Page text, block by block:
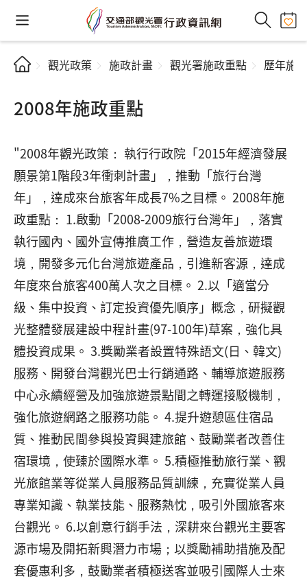
觀光政策 施政計畫 觀光署施政重點 歷年施
2008年施政重點
"2008年觀光政策： 執行行政院「2015年經濟發展
願景第1階段3年衝刺計畫」，推動「旅行台灣
年」，達成來台旅客年成長7%之目標。 2008年施
政重點： 1.啟動「2008-2009旅行台灣年」，落實
執行國內、國外宣傳推廣工作，營造友善旅遊環
境，開發多元化台灣旅遊產品，引進新客源，達成
年度來台旅客400萬人次之目標。 2.以「適當分
級、集中投資、訂定投資優先順序」概念，研擬觀
光整體發展建設中程計畫(97-100年)草案，強化具
體投資成果。 3.獎勵業者設置特殊語文(日、韓文)
服務、開發台灣觀光巴士行銷通路、輔導旅遊服務
中心永續經營及加強旅遊景點間之轉運接駁機制，
強化旅遊網路之服務功能。 4.提升遊憩區住宿品
質、推動民間參與投資興建旅館、鼓勵業者改善住
宿環境，使臻於國際水準。 5.積極推動旅行業、觀
光旅館業等從業人員服務品質訓練，充實從業人員
專業知識、執業技能、服務熱忱，吸引外國旅客來
台觀光。 6.以創意行銷手法，深耕來台觀光主要客
源市場及開拓新興潛力市場；以獎勵補助措施及配
套優惠利多，鼓勵業者積極送客並吸引國際人士來